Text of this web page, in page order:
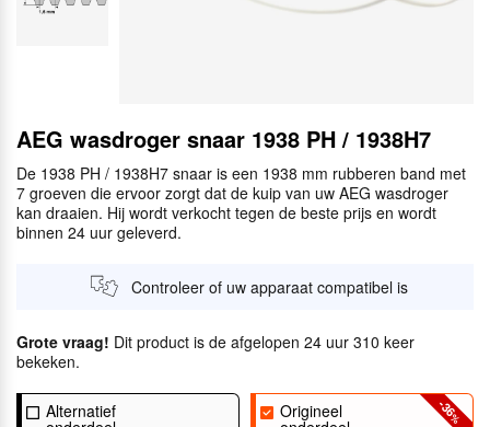
AEG wasdroger snaar 1938 PH / 1938H7
De 1938 PH / 1938H7 snaar is een 1938 mm rubberen band met
7 groeven die ervoor zorgt dat de kuip van uw AEG wasdroger
kan draaien. Hij wordt verkocht tegen de beste prijs en wordt
binnen 24 uur geleverd.
Controleer of uw apparaat compatibel is
Grote vraag! Dit product is de afgelopen 24 uur 310 keer
bekeken.
Alternatief -36
%
Origineel